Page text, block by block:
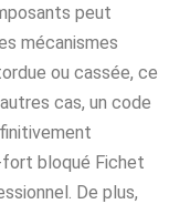
peut
mécanismes
ou cassée, ce
cas, un code
fort bloqué Fichet
De plus,